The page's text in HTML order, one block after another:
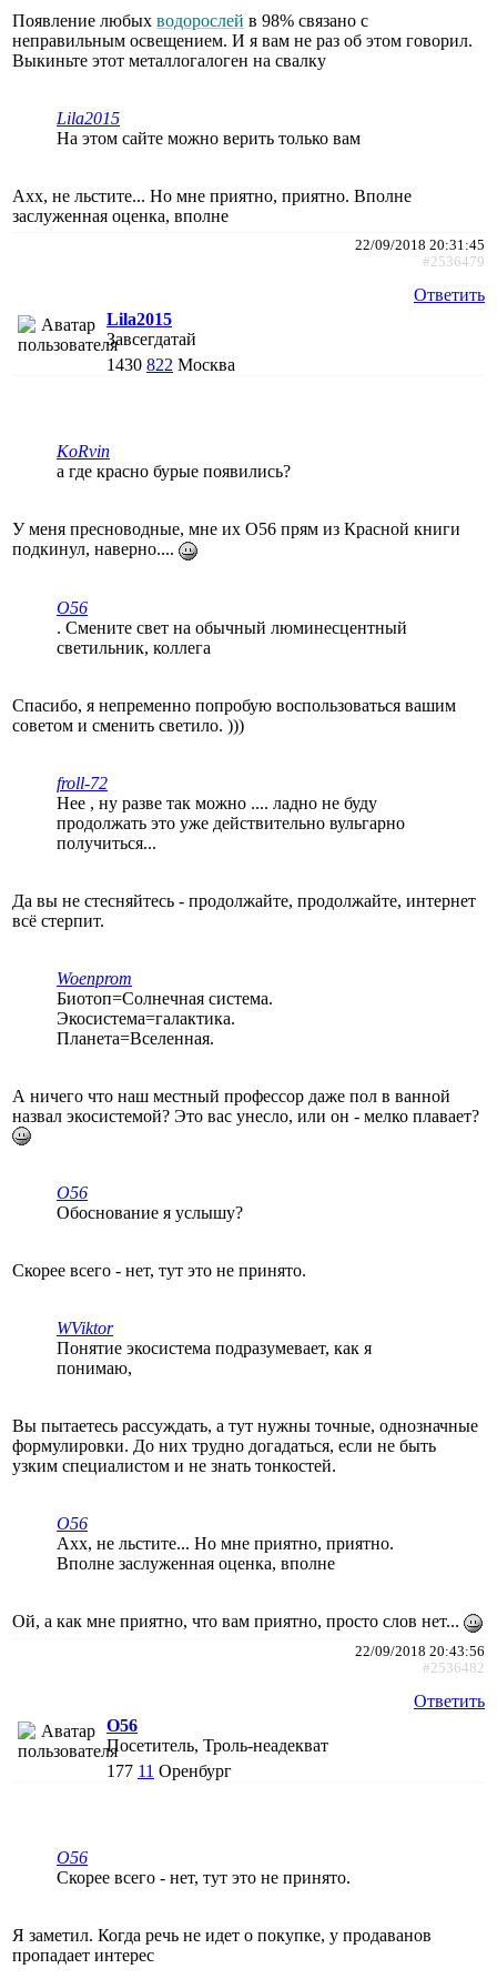
Появление любых водорослей в 98% связано с
неправильным освещением. И я вам не раз об этом говорил.
Выкиньте этот металлогалоген на свалку
Lila2015
На этом сайте можно верить только вам
Ахх, не льстите... Но мне приятно, приятно. Вполне
заслуженная оценка, вполне
22/09/2018 20:31:45
#2536479
Ответить
Lila2015
Завсегдатай
1430 822 Москва
KoRvin
а где красно бурые появились?
У меня пресноводные, мне их О56 прям из Красной книги
подкинул, наверно....
O56
. Смените свет на обычный люминесцентный
светильник, коллега
Спасибо, я непременно попробую воспользоваться вашим
советом и сменить светило. )))
froll-72
Нее , ну разве так можно .... ладно не буду
продолжать это уже действительно вульгарно
получиться...
Да вы не стесняйтесь - продолжайте, продолжайте, интернет
всё стерпит.
Woenprom
Биотоп=Солнечная система.
Экосистема=галактика.
Планета=Вселенная.
А ничего что наш местный профессор даже пол в ванной
назвал экосистемой? Это вас унесло, или он - мелко плавает?
O56
Обоснование я услышу?
Скорее всего - нет, тут это не принято.
WViktor
Понятие экосистема подразумевает, как я
понимаю,
Вы пытаетесь рассуждать, а тут нужны точные, однозначные
формулировки. До них трудно догадаться, если не быть
узким специалистом и не знать тонкостей.
O56
Ахх, не льстите... Но мне приятно, приятно.
Вполне заслуженная оценка, вполне
Ой, а как мне приятно, что вам приятно, просто слов нет...
22/09/2018 20:43:56
#2536482
Ответить
O56
Посетитель, Троль-неадекват
177 11 Оренбург
O56
Скорее всего - нет, тут это не принято.
Я заметил. Когда речь не идет о покупке, у продаванов
пропадает интерес